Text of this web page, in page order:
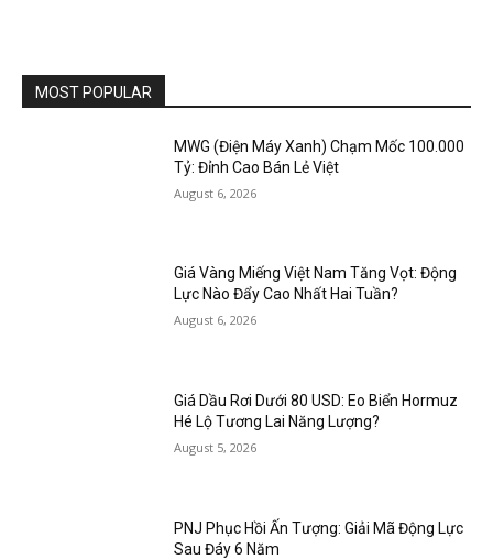
MOST POPULAR
MWG (Điện Máy Xanh) Chạm Mốc 100.000
Tỷ: Đỉnh Cao Bán Lẻ Việt
August 6, 2026
Giá Vàng Miếng Việt Nam Tăng Vọt: Động
Lực Nào Đẩy Cao Nhất Hai Tuần?
August 6, 2026
Giá Dầu Rơi Dưới 80 USD: Eo Biển Hormuz
Hé Lộ Tương Lai Năng Lượng?
August 5, 2026
PNJ Phục Hồi Ấn Tượng: Giải Mã Động Lực
Sau Đáy 6 Năm